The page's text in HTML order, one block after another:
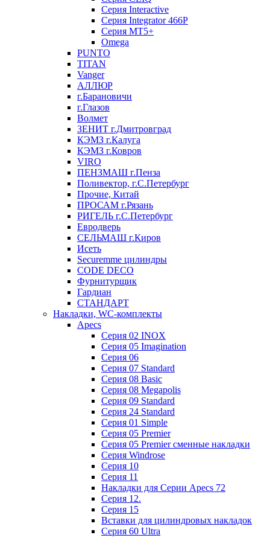
Серия Interactive
Серия Integrator 466P
Серия MT5+
Omega
PUNTO
TITAN
Vanger
АЛЛЮР
г.Барановичи
г.Глазов
Волмет
ЗЕНИТ г.Дмитровград
КЭМЗ г.Калуга
КЭМЗ г.Ковров
VIRO
ПЕНЗМАШ г.Пенза
Поливектор, г.С.Петербург
Прочие, Китай
ПРОСАМ г.Рязань
РИГЕЛЬ г.С.Петербург
Евродверь
СЕЛЬМАШ г.Киров
Исеть
Securemme цилиндры
CODE DECO
Фурнитурщик
Гардиан
СТАНДАРТ
Накладки, WC-комплекты
Apecs
Cерия 02 INOX
Cерия 05 Imagination
Cерия 06
Cерия 07 Standard
Cерия 08 Basic
Cерия 08 Megapolis
Cерия 09 Standard
Cерия 24 Standard
Серия 01 Simple
Серия 05 Premier
Серия 05 Premier сменные накладки
Cерия Windrose
Серия 10
Серия 11
Накладки для Серии Apecs 72
Серия 12.
Серия 15
Вставки для цилиндровых накладок
Серия 60 Ultra